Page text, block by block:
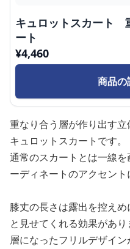
キュロットスカート
ート
¥4,460
商品の
重なり合う層が作り出す
キュロットスカートです。
通常のスカートとは一線
ーディネートのアクセント
膝丈の長さは露出を控え
と見せてくれる効果があり
層になったフリルデザイ